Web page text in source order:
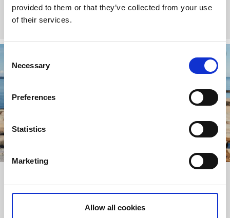
provided to them or that they’ve collected from your use
of their services.
Selection
Necessary
Preferences
Statistics
Marketing
Allow all cookies
Lisez plus
Pédaler autour de l'île de Koster Sud, pratiquement sans
voiture, est unique. Les courtes distances sur cette île de 8